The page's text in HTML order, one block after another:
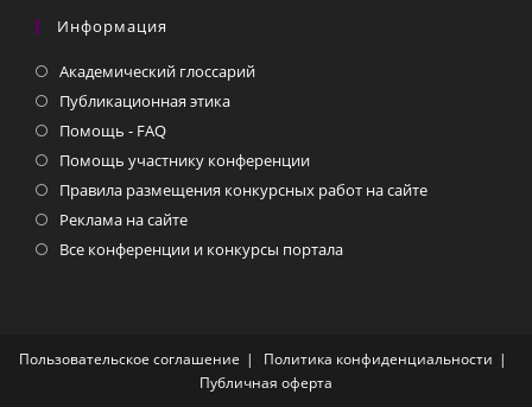
Информация
Академический глоссарий
Публикационная этика
Помощь - FAQ
Помощь участнику конференции
Правила размещения конкурсных работ на сайте
Реклама на сайте
Все конференции и конкурсы портала
Пользовательское соглашение
Политика конфиденциальности
Публичная оферта